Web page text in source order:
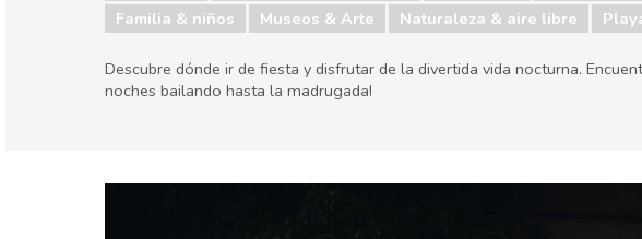
Familia & niños
Museos & Arte Naturaleza & aire libre
Descubre dónde ir de fiesta y disfrutar de la divertida vida nocturna.
noches bailando hasta la madrugada!